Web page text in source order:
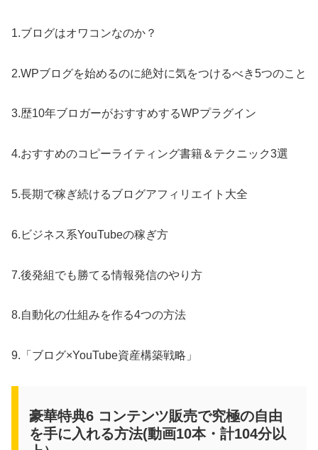
1.ブログはオワコンなのか？
2.WPブログを始めるのに絶対に気をつけるべき5つのこと
3.歴10年ブロガーがおすすめするWPプラグイン
4.おすすめのコピーライティング書籍＆テクニック3選
5.長期で稼ぎ続けるブログアフィリエイト大全
6.ビジネス系YouTubeの稼ぎ方
7.後発組でも勝てる情報発信のやり方
8.自動化の仕組みを作る4つの方法
9.「ブログ×YouTube資産構築戦略」
豪華特典6 コンテンツ販売で究極の自由
を手に入れる方法(動画10本・計104分以